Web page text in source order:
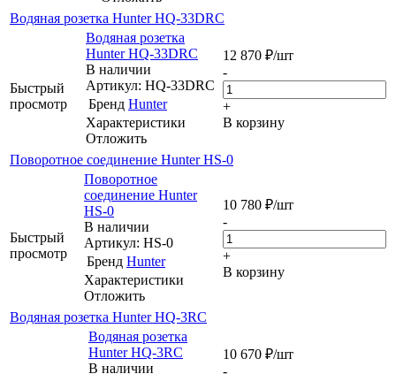
Водяная розетка Hunter HQ-33DRC
Быстрый
просмотр
Водяная розетка
Hunter HQ-33DRC
В наличии
Артикул: HQ-33DRC
Бренд Hunter
Характеристики
Отложить
12 870 ₽/шт
-
+
В корзину
Поворотное соединение Hunter HS-0
Быстрый
просмотр
Поворотное
соединение Hunter
HS-0
В наличии
Артикул: HS-0
Бренд Hunter
Характеристики
Отложить
10 780 ₽/шт
-
+
В корзину
Водяная розетка Hunter HQ-3RC
Водяная розетка
Hunter HQ-3RC
В наличии
10 670 ₽/шт
-